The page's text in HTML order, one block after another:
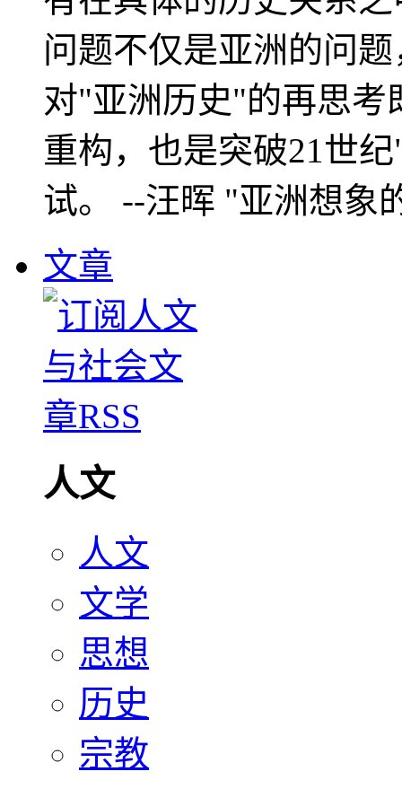
问题不仅是亚洲的问
对"亚洲历史"的再思考
重构，也是突破21世
试。 --汪晖 "亚洲想象
文章
人文
人文
文学
思想
历史
宗教